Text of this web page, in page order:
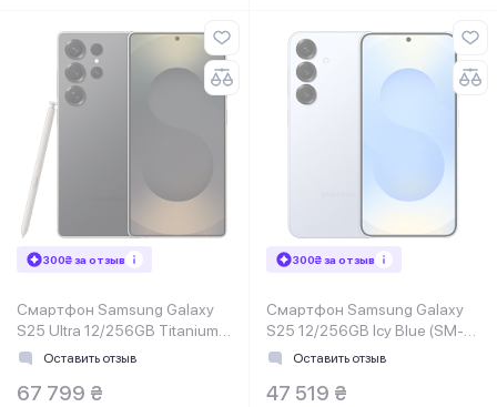
300₴ за отзыв
Смартфон Samsung Galaxy
S25 Ultra 12/256GB Titanium
Black (SM-S938BZKDEUC)
Оставить отзыв
67 799 ₴
300₴ за отзыв
Смартфон Samsung Galaxy
S25 12/256GB Icy Blue (SM-
S931BLBGEUC)
Оставить отзыв
47 519 ₴